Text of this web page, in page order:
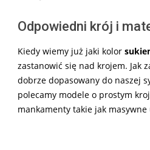
Odpowiedni krój i
Kiedy wiemy już jaki kolor
zastanowić się nad krojem. Jak
dobrze dopasowany do naszej
polecamy modele o prostym
mankamenty takie jak